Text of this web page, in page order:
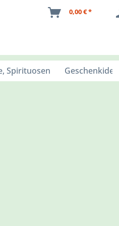
0,00 € *
Spirituosen Geschenkideen